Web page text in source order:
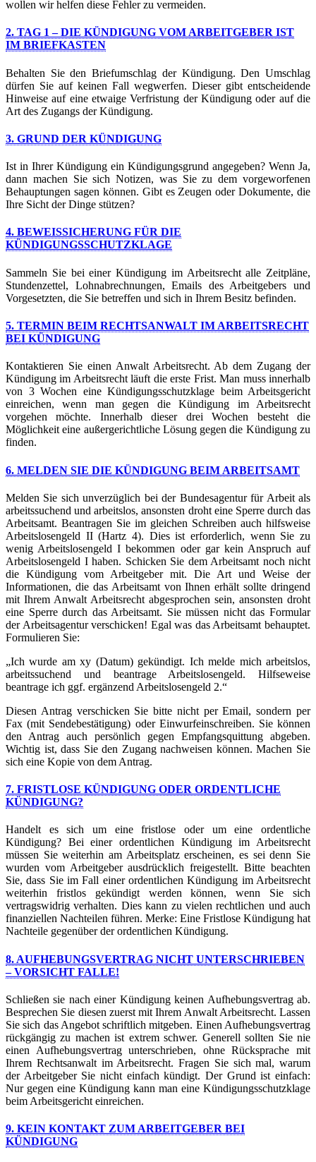
wollen wir helfen diese Fehler zu vermeiden.
2. TAG 1 – DIE KÜNDIGUNG VOM ARBEITGEBER IST
IM BRIEFKASTEN
Behalten Sie den Briefumschlag der Kündigung. Den Umschlag
dürfen Sie auf keinen Fall wegwerfen. Dieser gibt entscheidende
Hinweise auf eine etwaige Verfristung der Kündigung oder auf die
Art des Zugangs der Kündigung.
3. GRUND DER KÜNDIGUNG
Ist in Ihrer Kündigung ein Kündigungsgrund angegeben? Wenn Ja,
dann machen Sie sich Notizen, was Sie zu dem vorgeworfenen
Behauptungen sagen können. Gibt es Zeugen oder Dokumente, die
Ihre Sicht der Dinge stützen?
4. BEWEISSICHERUNG FÜR DIE
KÜNDIGUNGSSCHUTZKLAGE
Sammeln Sie bei einer Kündigung im Arbeitsrecht alle Zeitpläne,
Stundenzettel, Lohnabrechnungen, Emails des Arbeitgebers und
Vorgesetzten, die Sie betreffen und sich in Ihrem Besitz befinden.
5. TERMIN BEIM RECHTSANWALT IM ARBEITSRECHT
BEI KÜNDIGUNG
Kontaktieren Sie einen Anwalt Arbeitsrecht. Ab dem Zugang der
Kündigung im Arbeitsrecht läuft die erste Frist. Man muss innerhalb
von 3 Wochen eine Kündigungsschutzklage beim Arbeitsgericht
einreichen, wenn man gegen die Kündigung im Arbeitsrecht
vorgehen möchte. Innerhalb dieser drei Wochen besteht die
Möglichkeit eine außergerichtliche Lösung gegen die Kündigung zu
finden.
6. MELDEN SIE DIE KÜNDIGUNG BEIM ARBEITSAMT
Melden Sie sich unverzüglich bei der Bundesagentur für Arbeit als
arbeitssuchend und arbeitslos, ansonsten droht eine Sperre durch das
Arbeitsamt. Beantragen Sie im gleichen Schreiben auch hilfsweise
Arbeitslosengeld II (Hartz 4). Dies ist erforderlich, wenn Sie zu
wenig Arbeitslosengeld I bekommen oder gar kein Anspruch auf
Arbeitslosengeld I haben. Schicken Sie dem Arbeitsamt noch nicht
die Kündigung vom Arbeitgeber mit. Die Art und Weise der
Informationen, die das Arbeitsamt von Ihnen erhält sollte dringend
mit Ihrem Anwalt Arbeitsrecht abgesprochen sein, ansonsten droht
eine Sperre durch das Arbeitsamt. Sie müssen nicht das Formular
der Arbeitsagentur verschicken! Egal was das Arbeitsamt behauptet.
Formulieren Sie:
„Ich wurde am xy (Datum) gekündigt. Ich melde mich arbeitslos,
arbeitssuchend und beantrage Arbeitslosengeld. Hilfseweise
beantrage ich ggf. ergänzend Arbeitslosengeld 2.“
Diesen Antrag verschicken Sie bitte nicht per Email, sondern per
Fax (mit Sendebestätigung) oder Einwurfeinschreiben. Sie können
den Antrag auch persönlich gegen Empfangsquittung abgeben.
Wichtig ist, dass Sie den Zugang nachweisen können. Machen Sie
sich eine Kopie von dem Antrag.
7. FRISTLOSE KÜNDIGUNG ODER ORDENTLICHE
KÜNDIGUNG?
Handelt es sich um eine fristlose oder um eine ordentliche
Kündigung? Bei einer ordentlichen Kündigung im Arbeitsrecht
müssen Sie weiterhin am Arbeitsplatz erscheinen, es sei denn Sie
wurden vom Arbeitgeber ausdrücklich freigestellt. Bitte beachten
Sie, dass Sie im Fall einer ordentlichen Kündigung im Arbeitsrecht
weiterhin fristlos gekündigt werden können, wenn Sie sich
vertragswidrig verhalten. Dies kann zu vielen rechtlichen und auch
finanziellen Nachteilen führen. Merke: Eine Fristlose Kündigung hat
Nachteile gegenüber der ordentlichen Kündigung.
8. AUFHEBUNGSVERTRAG NICHT UNTERSCHRIEBEN
– VORSICHT FALLE!
Schließen sie nach einer Kündigung keinen Aufhebungsvertrag ab.
Besprechen Sie diesen zuerst mit Ihrem Anwalt Arbeitsrecht. Lassen
Sie sich das Angebot schriftlich mitgeben. Einen Aufhebungsvertrag
rückgängig zu machen ist extrem schwer. Generell sollten Sie nie
einen Aufhebungsvertrag unterschrieben, ohne Rücksprache mit
Ihrem Rechtsanwalt im Arbeitsrecht. Fragen Sie sich mal, warum
der Arbeitgeber Sie nicht einfach kündigt. Der Grund ist einfach:
Nur gegen eine Kündigung kann man eine Kündigungsschutzklage
beim Arbeitsgericht einreichen.
9. KEIN KONTAKT ZUM ARBEITGEBER BEI
KÜNDIGUNG